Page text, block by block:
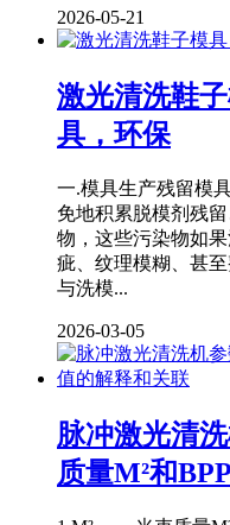
2026-05-21
激光清洗鞋
具，环保
一.模具生产残留模
免地积累脱模剂残
物，这些污染物如
疵、纹理模糊、甚
与洗模...
2026-03-05
脉冲激光清
质量M²和